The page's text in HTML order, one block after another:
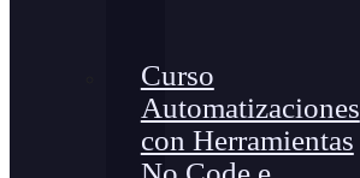
Curso
Automatizaciones
con Herramientas